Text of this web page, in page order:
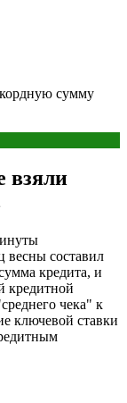
сумму
взяли
весны составил
кредита, и
кредитной
чека" к
ключевой ставки